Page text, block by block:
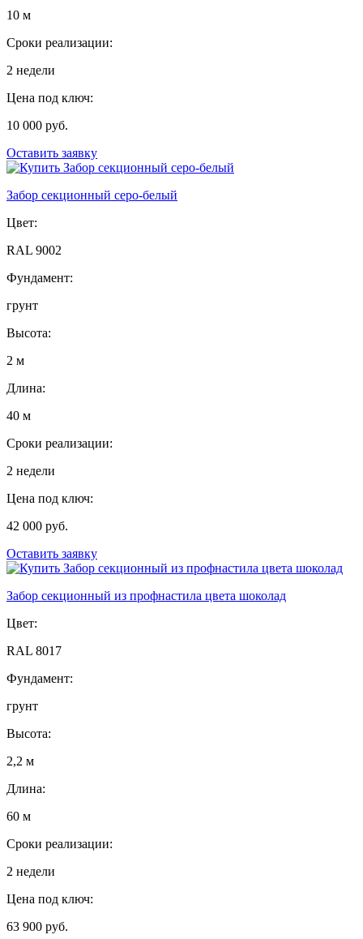
10 м
Сроки реализации:
2 недели
Цена под ключ:
10 000 руб.
Оставить заявку
Забор секционный серо-белый
Цвет:
RAL 9002
Фундамент:
грунт
Высота:
2 м
Длина:
40 м
Сроки реализации:
2 недели
Цена под ключ:
42 000 руб.
Оставить заявку
Забор секционный из профнастила цвета шоколад
Цвет:
RAL 8017
Фундамент:
грунт
Высота:
2,2 м
Длина:
60 м
Сроки реализации:
2 недели
Цена под ключ:
63 900 руб.